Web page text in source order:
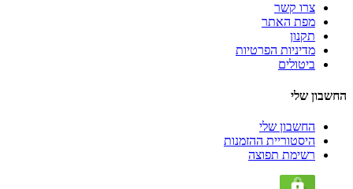
צרו קשר
מפת האתר
תקנון
מדיניות הפרטיות
ביטולים
החשבון שלי
החשבון שלי
היסטוריית ההזמנות
רשימת תפוצה